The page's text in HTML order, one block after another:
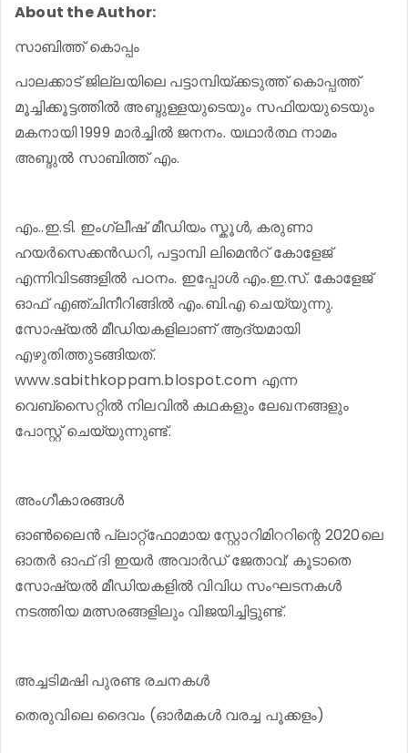
About the Author:
സാബിത്ത് കൊപ്പം
പാലക്കാട് ജില്ലയിലെ പട്ടാമ്പിയ്ക്കടുത്ത് കൊപ്പത്ത്
മൂച്ചിക്കൂട്ടത്തിൽ അബ്ദുള്ളയുടെയും സഫിയയുടെയും
മകനായി 1999 മാർച്ചിൽ ജനനം. യഥാർത്ഥ നാമം
അബ്ദുൽ സാബിത്ത് എം.
എം..ഇ.ടി. ഇംഗ്ലീഷ് മീഡിയം സ്കൂൾ, കരുണാ
ഹയർസെക്കൻഡറി, പട്ടാമ്പി ലിമെൻറ് കോളേജ്
എന്നിവിടങ്ങളിൽ പഠനം. ഇപ്പോൾ എം.ഇ.സ്. കോളേജ്
ഓഫ് എഞ്ചിനീറിങ്ങിൽ എം.ബി.എ ചെയ്യുന്നു.
സോഷ്യൽ മീഡിയകളിലാണ് ആദ്യമായി
എഴുതിത്തുടങ്ങിയത്.
www.sabithkoppam.blospot.com എന്ന
വെബ്സൈറ്റിൽ നിലവിൽ കഥകളും ലേഖനങ്ങളും
പോസ്റ്റ് ചെയ്യുന്നുണ്ട്.
അംഗീകാരങ്ങൾ
ഓൺലൈൻ പ്ലാറ്റ്ഫോമായ സ്റ്റോറിമിററിന്റെ 2020ലെ
ഓതർ ഓഫ് ദി ഇയർ അവാർഡ് ജേതാവ്; കൂടാതെ
സോഷ്യൽ മീഡിയകളിൽ വിവിധ സംഘടനകൾ
നടത്തിയ മത്സരങ്ങളിലും വിജയിച്ചിട്ടുണ്ട്.
അച്ചടിമഷി പുരണ്ട രചനകൾ
തെരുവിലെ ദൈവം (ഓർമകൾ വരച്ച പൂക്കളം)